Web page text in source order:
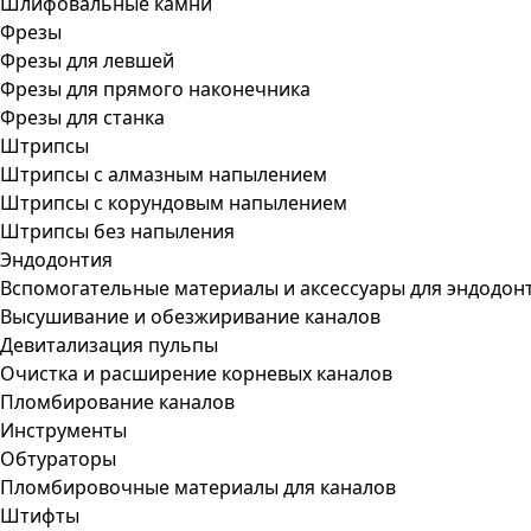
Фрезы
Фрезы для левшей
Фрезы для прямого наконечника
Фрезы для станка
Штрипсы
Штрипсы c алмазным напылением
Штрипсы c корундовым напылением
Штрипсы без напыления
Эндодонтия
Вспомогательные материалы и аксессуары для
Высушивание и обезжиривание каналов
Девитализация пульпы
Очистка и расширение корневых каналов
Пломбирование каналов
Инструменты
Обтураторы
Пломбировочные материалы для каналов
Штифты